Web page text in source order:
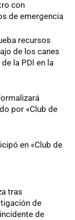
con
de emergencia
recursos
de los canes
la PDI en la
por «Club de
en «Club de
tras
de
de